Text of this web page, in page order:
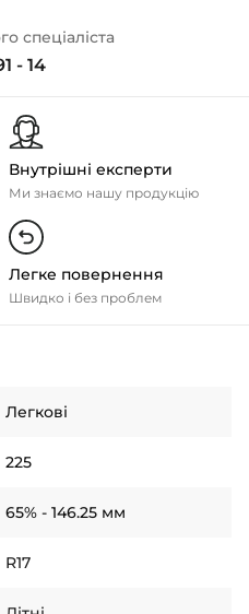
спеціаліста
- 14
Внутрішні експерти
Ми знаємо нашу продукцію
Легке повернення
Швидко і без проблем
Легкові
225
65% - 146.25 мм
R17